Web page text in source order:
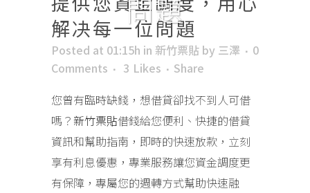
問題
解决每一位問題
Posted at 01:15h in 新竹票貼 by 三澤
0
Comments
3 Likes
Share
您曾有臨時缺錢，想借貸卻找不到人可借
嗎？新竹票貼借錢給您便利、快捷的借貸
資訊和幫助指南，即時的快速放款，立刻
享有利息優惠，專業服務讓您資金調度更
有保障，專屬您的週轉方式幫助快速融